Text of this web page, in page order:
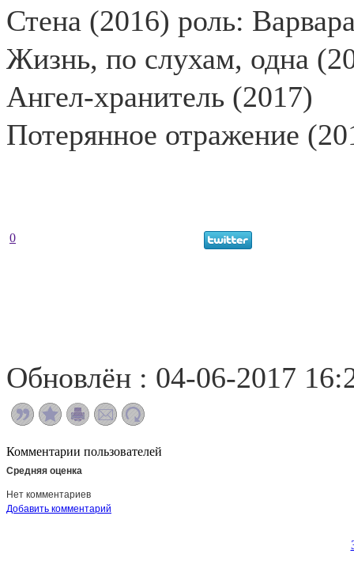
Стена (2016) роль:
Жизнь, по слухам, одна
Ангел-хранитель (2017)
Потерянное отражение
0
Обновлён : 04-06-2017
Комментарии пользователей
Средняя оценка
Нет комментариев
Добавить комментарий